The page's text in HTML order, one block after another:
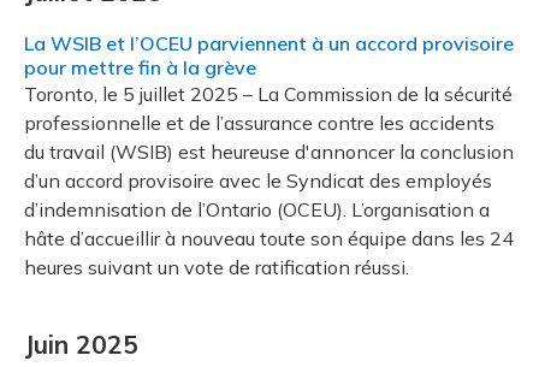
La WSIB et l’OCEU parviennent à un accord provisoire
pour mettre fin à la grève
Toronto, le 5 juillet 2025 – La Commission de la sécurité
professionnelle et de l’assurance contre les accidents
du travail (WSIB) est heureuse d'annoncer la conclusion
d’un accord provisoire avec le Syndicat des employés
d’indemnisation de l’Ontario (OCEU). L’organisation a
hâte d’accueillir à nouveau toute son équipe dans les 24
heures suivant un vote de ratification réussi.
Juin 2025